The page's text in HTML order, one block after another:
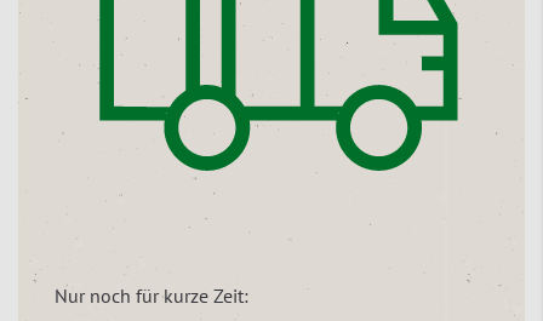
Nur noch für kurze Zeit: